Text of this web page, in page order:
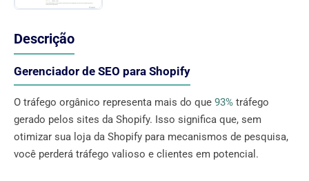
Descrição
Gerenciador de SEO para Shopify
O tráfego orgânico representa mais do que 93% tráfego
gerado pelos sites da Shopify. Isso significa que, sem
otimizar sua loja da Shopify para mecanismos de pesquisa,
você perderá tráfego valioso e clientes em potencial.